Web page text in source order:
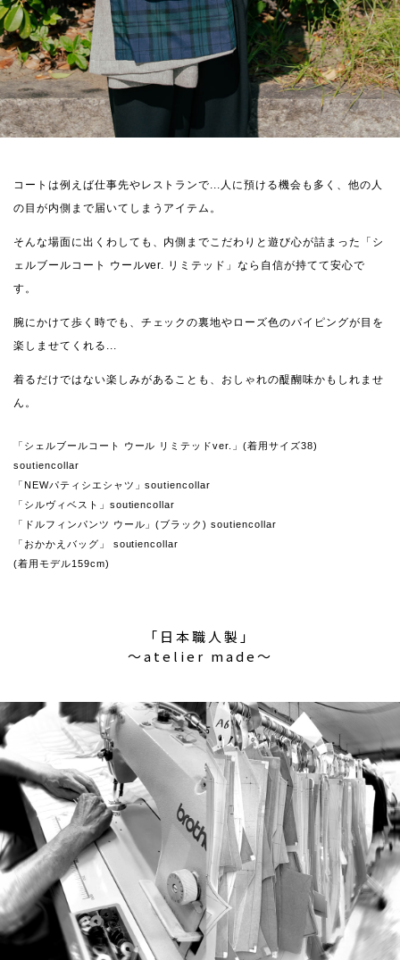
コートは例えば仕事先やレストランで...人に預ける機会も多く、他の人
の目が内側まで届いてしまうアイテム。
そんな場面に出くわしても、内側までこだわりと遊び心が詰まった「シ
ェルブールコート ウールver. リミテッド」なら自信が持てて安心で
す。
腕にかけて歩く時でも、チェックの裏地やローズ色のパイピングが目を
楽しませてくれる...
着るだけではない楽しみがあることも、おしゃれの醍醐味かもしれませ
ん。
「シェルブールコート ウール リミテッドver.」(着用サイズ38)
soutiencollar
「NEWパティシエシャツ」soutiencollar
「シルヴィベスト」soutiencollar
「ドルフィンパンツ ウール」(ブラック) soutiencollar
「おかかえバッグ」 soutiencollar
(着用モデル159cm)
「日本職人製」
〜atelier made〜